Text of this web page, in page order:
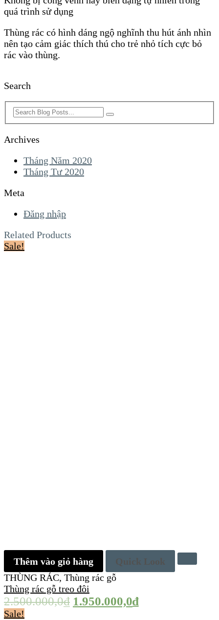
quá trình sử dụng
Thùng rác có hình dáng ngộ nghĩnh thu hút ánh nhìn
nên tạo cảm giác thích thú cho trẻ nhỏ tích cực bỏ
rác vào thùng.
Search
Archives
Tháng Năm 2020
Tháng Tư 2020
Meta
Đăng nhập
Related Products
Sale!
Thêm vào giỏ hàng
Quick Look
THÙNG RÁC, Thùng rác gỗ
Thùng rác gỗ treo đôi
2.500.000,0₫ 1.950.000,0₫
Sale!